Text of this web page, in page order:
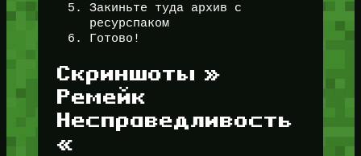
Закиньте туда архив с
ресурспаком
Готово!
Скриншоты »
Ремейк
Несправедливость
«